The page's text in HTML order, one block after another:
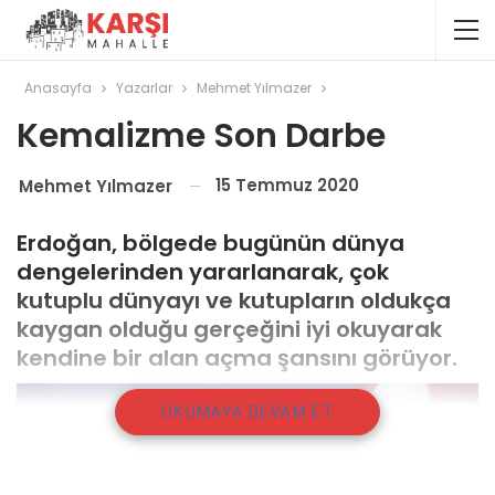
Anasayfa Yazarlar Mehmet Yılmazer
Kemalizme Son Darbe
Mehmet Yılmazer 15 Temmuz 2020
Erdoğan, bölgede bugünün dünya
dengelerinden yararlanarak, çok
kutuplu dünyayı ve kutupların oldukça
kaygan olduğu gerçeğini iyi okuyarak
kendine bir alan açma şansını görüyor.
OKUMAYA DEVAM ET